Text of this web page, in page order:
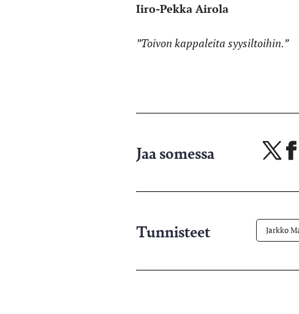
Iiro-Pekka Airola
”Toivon kappaleita syysiltoihin.”
Jaa somessa
Jaa
Jaa
Tunnisteet Jarkko